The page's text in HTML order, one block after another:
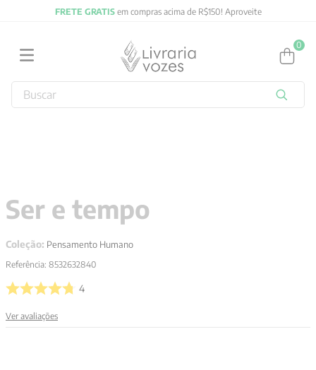
FRETE GRATISem compras acima de R$150! Aproveite
0
Buscar
Ser e tempo
Coleção: Pensamento Humano
Referência: 8532632840
4
Ver avaliações
4º jung
6º pré venda
7º biblia
º